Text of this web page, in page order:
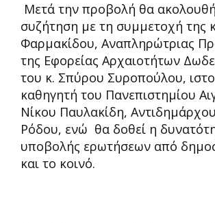
Μετά την προβολή θα
συζήτηση με τη συμμετοχή της
Φαρμακίδου, Αναπληρώτριας
της Εφορείας Αρχαιοτήτων
του κ. Σπύρου Συροπούλου,
καθηγητή του Πανεπιστημίου
Νίκου Παυλακίδη,
Ρόδου, ενώ θα δοθεί η
υποβολής ερωτήσεων από
και το κοινό.